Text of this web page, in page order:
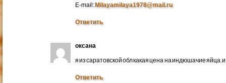
E-mail:Milayamilaya1978@mail.ru
Ответить
оксана
я из саратовской обл какая цена на индюшачие яйца.и
Ответить